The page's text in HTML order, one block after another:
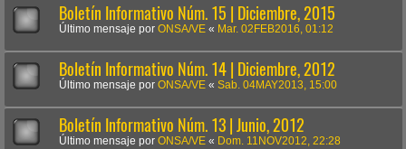
Boletín Informativo Núm. 15 | Diciembre, 2015
Último mensaje por ONSA/VE « Mar. 02FEB2016, 01:12
Boletín Informativo Núm. 14 | Diciembre, 2012
Último mensaje por ONSA/VE « Sab. 04MAY2013, 15:00
Boletín Informativo Núm. 13 | Junio, 2012
Último mensaje por ONSA/VE « Dom. 11NOV2012, 22:28